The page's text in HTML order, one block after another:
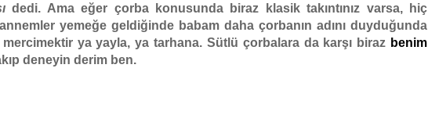
dedi. Ama eğer çorba konusunda biraz klasik takıntınız varsa, hiç
yemeğe geldiğinde babam daha çorbanın adını duyduğunda
ya yayla, ya tarhana. Sütlü çorbalara da karşı biraz benim
deneyin derim ben.